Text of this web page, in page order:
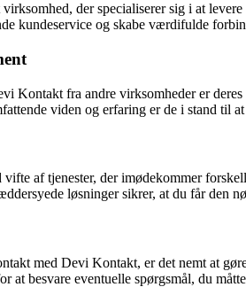
der specialiserer sig i at
kundeservice og skabe værdifulde
Kontakt fra andre virksomheder er
viden og erfaring er de i stand til
af tjenester, der imødekommer
løsninger sikrer, at du får den
med Devi Kontakt, er det nemt at
at besvare eventuelle spørgsmål, du